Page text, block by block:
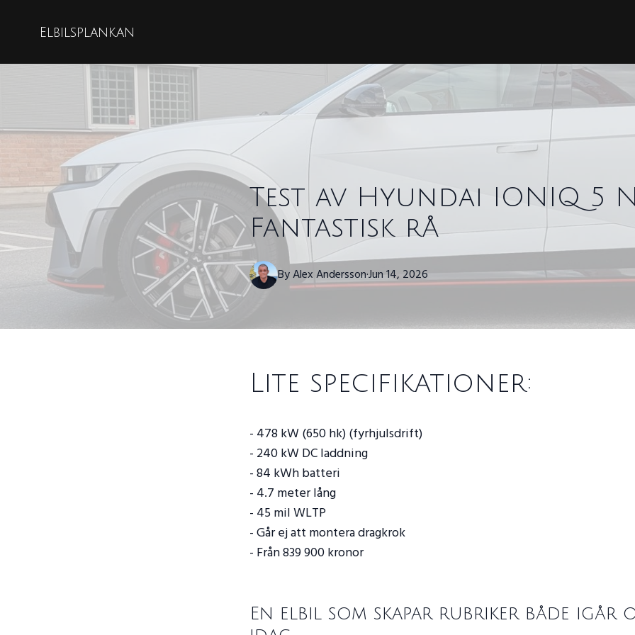
Elbilsplankan
Test av Hyundai IONIQ 5
Fantastisk rå
Jun 14, 2026
·
ByAlexAndersson
Lite specifikationer:
- 478 kW (650 hk) (fyrhjulsdrift)
- 240 kW DC laddning
- 84 kWh batteri
- 4.7 meter lång
- 45 mil WLTP
- Går ej att montera dragkrok
- Från 839 900 kronor
En elbil som skapar rubriker både igår